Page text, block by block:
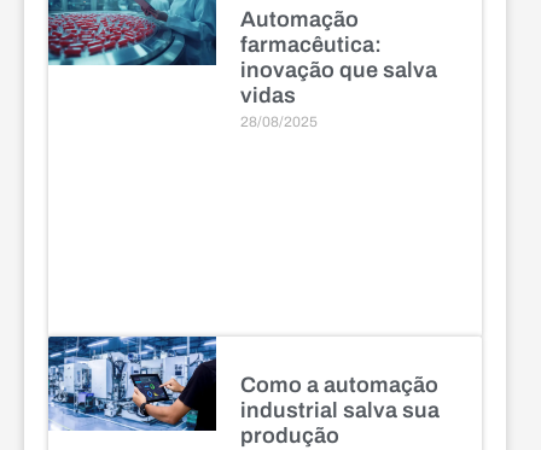
Automação
farmacêutica:
inovação que salva
vidas
28/08/2025
Como a automação
industrial salva sua
produção